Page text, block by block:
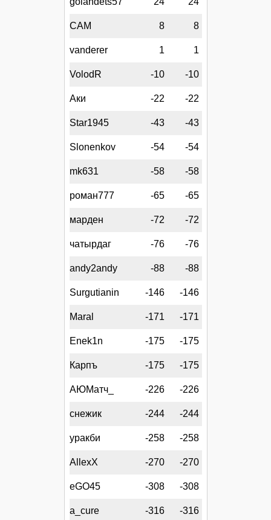
CAM 8 8
vanderer 1 1
VolodR -10 -10
Аки -22 -22
Star1945 -43 -43
Slonenkov -54 -54
mk631 -58 -58
роман777 -65 -65
марден -72 -72
чатырдаг -76 -76
andy2andy -88 -88
Surgutianin -146 -146
Maral -171 -171
Enek1n -175 -175
Карпъ -175 -175
АЮМатч_ -226 -226
снежик -244 -244
уракби -258 -258
AllexX -270 -270
eGO45 -308 -308
a_cure -316 -316